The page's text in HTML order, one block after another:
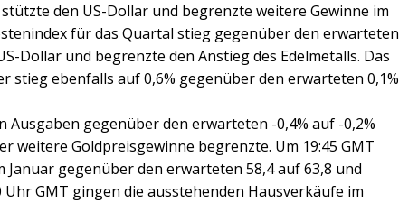
den US-Dollar und begrenzte weitere Gewinne im
für das Quartal stieg gegenüber den erwarteten
Dollar und begrenzte den Anstieg des Edelmetalls. Das
stieg ebenfalls auf 0,6% gegenüber den erwarteten 0,1%
Ausgaben gegenüber den erwarteten -0,4% auf -0,2%
weitere Goldpreisgewinne begrenzte. Um 19:45 GMT
Januar gegenüber den erwarteten 58,4 auf 63,8 und
GMT gingen die ausstehenden Hausverkäufe im